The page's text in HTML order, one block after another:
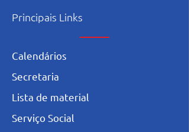
Principais Links
Calendários
Secretaria
L ista de material
Serviço Social